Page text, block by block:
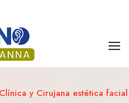
y Cirujana estética facial